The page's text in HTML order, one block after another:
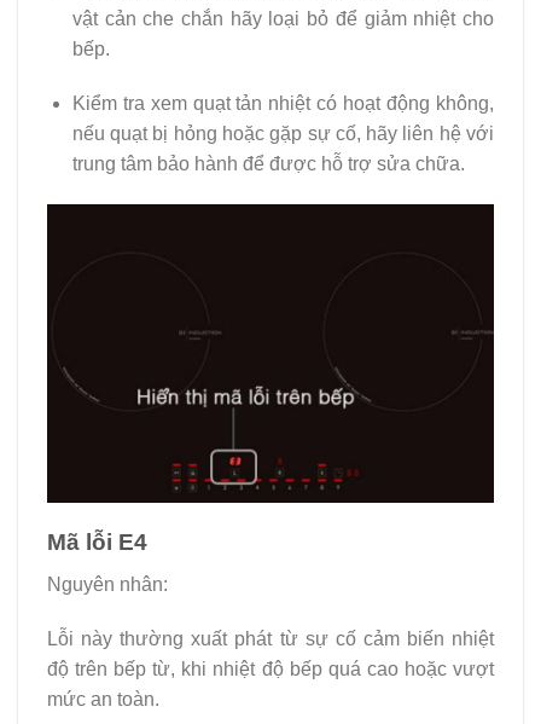
vật cản che chắn hãy loại bỏ để giảm nhiệt cho
bếp.
Kiểm tra xem quạt tản nhiệt có hoạt động không,
nếu quạt bị hỏng hoặc gặp sự cố, hãy liên hệ với
trung tâm bảo hành để được hỗ trợ sửa chữa.
Mã lỗi E4
Nguyên nhân:
Lỗi này thường xuất phát từ sự cố cảm biến nhiệt
độ trên bếp từ, khi nhiệt độ bếp quá cao hoặc vượt
mức an toàn.